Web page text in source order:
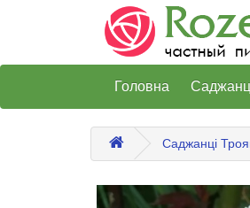
Головна
Саджанці